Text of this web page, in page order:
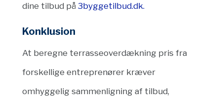
dine tilbud på 3byggetilbud.dk.
Konklusion
At beregne terrasseoverdækning pris fra
forskellige entreprenører kræver
omhyggelig sammenligning af tilbud,